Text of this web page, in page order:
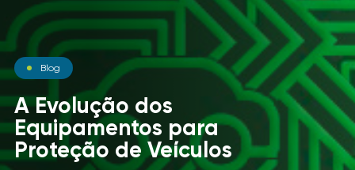
Notícias
O que você sabe sobre o
combustível que a sua
frota usa?
Blog
A Evolução dos
Equipamentos para
Proteção de Veículos
Carga Fracionada
Porautotrac 06 de fevereiro de 2020